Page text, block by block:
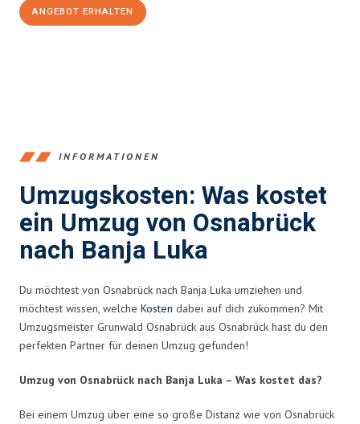
ANGEBOT ERHALTEN
INFORMATIONEN
Umzugskosten: Was kostet
ein Umzug von Osnabrück
nach Banja Luka
Du möchtest von Osnabrück nach Banja Luka umziehen und
möchtest wissen, welche Kosten dabei auf dich zukommen? Mit
Umzugsmeister Grunwald Osnabrück aus Osnabrück hast du den
perfekten Partner für deinen Umzug gefunden!
Umzug von Osnabrück nach Banja Luka – Was kostet das?
Bei einem Umzug über eine so große Distanz wie von Osnabrück